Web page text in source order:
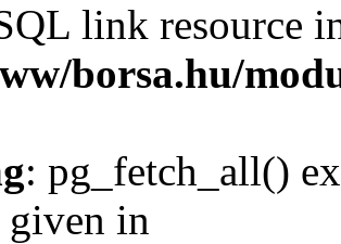
link resource
borsa.hu/
: pg_fetch_all()
given in